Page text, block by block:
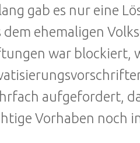
gab es nur eine
dem ehemaligen
war blockiert,
aufgefordert,
Vorhaben noch